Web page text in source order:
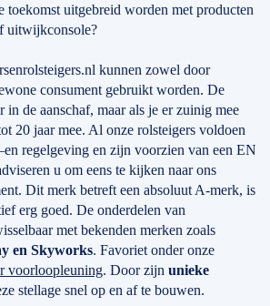
toekomst uitgebreid worden met producten
uitwijkconsole?
kunnen zowel door
consument gebruikt worden. De
de aanschaf, maar als je er zuinig mee
20 jaar mee. Al onze rolsteigers voldoen
regelgeving en zijn voorzien van een EN
u om eens te kijken naar ons
Dit merk betreft een absoluut A-merk, is
erg goed. De onderdelen van
met bekenden merken zoals
en Skyworks. Favoriet onder onze
voorloopleuning. Door zijn unieke
stellage snel op en af te bouwen.